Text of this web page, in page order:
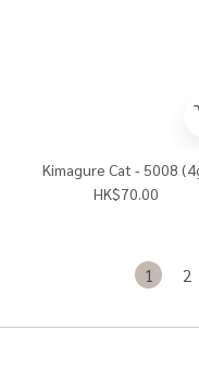
Kimagure Cat - 5008
HK$70.00
1 2